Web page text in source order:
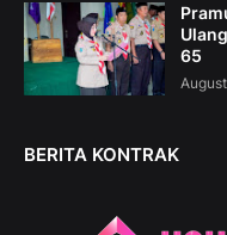
65
BERITA KONTRAK